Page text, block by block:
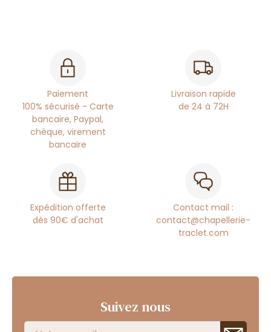
Paiement
100% sécurisé - Carte
bancaire, Paypal,
chèque, virement
bancaire
Livraison rapide
de 24 à 72H
Expédition offerte
dès 90€ d'achat
Contact mail :
contact@chapellerie-
traclet.com
Suivez nous